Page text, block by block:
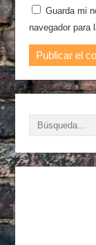
Guarda mi
navegador para